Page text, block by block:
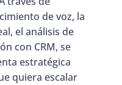
de voz, la
el análisis de
con CRM, se
estratégica
quiera escalar